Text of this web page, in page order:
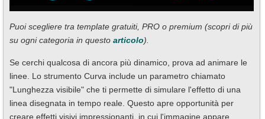
Puoi scegliere tra template gratuiti, PRO o premium (scopri di più
su ogni categoria in questo articolo).
Se cerchi qualcosa di ancora più dinamico, prova ad animare le
linee. Lo strumento Curva include un parametro chiamato
"Lunghezza visibile" che ti permette di simulare l'effetto di una
linea disegnata in tempo reale. Questo apre opportunità per
creare effetti visivi impressionanti, in cui l'immagine appare